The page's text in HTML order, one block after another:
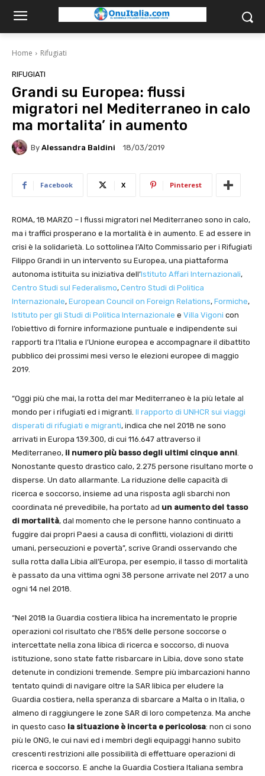
Home Rifugiati
RIFUGIATI
Grandi su Europea: flussi
migratori nel Mediterraneo in calo
ma mortalita’ in aumento
By Alessandra Baldini 18/03/2019
Facebook X Pinterest
ROMA, 18 MARZO – I flussi migratori nel Mediterraneo sono in calo,
ma i traffici prosperano e la mortalità è in aumento. E ad essere in
crisi è la solidarietà. Lo sottolinea l’Alto Commissario per i Rifugiati
Filippo Grandi in un intervento su Europea, una piattaforma
autonoma istituita su iniziativa dell’Istituto Affari Internazionali,
Centro Studi sul Federalismo, Centro Studi di Politica
Internazionale, European Council on Foreign Relations, Formiche,
Istituto per gli Studi di Politica Internazionale e Villa Vigoni con
l’obiettivo di fornire informazione puntuale e indipendente sui
rapporti tra l’Italia e l’Unione europea e accompagnare il dibattito
pubblico dei prossimi mesi verso le elezioni europee di maggio
2019.
“Oggi più che mai, la rotta del mar Mediterraneo è la più letale al
mondo per i rifugiati ed i migranti. Il rapporto di UNHCR sui viaggi
disperati di rifugiati e migranti, indica che nel 2018 ne sono
arrivati in Europa 139.300, di cui 116.647 attraverso il
Mediterraneo, il numero più basso degli ultimi cinque anni.
Nonostante questo drastico calo, 2.275 persone risultano morte o
disperse. Un dato allarmante. La riduzione delle capacità di
ricerca e soccorso, insieme ad una risposta agli sbarchi non
coordinata né prevedibile, ha portato ad un aumento del tasso
di mortalità, dal momento che le persone hanno continuato a
fuggire dai propri Paesi a causa di conflitti, violazioni di diritti
umani, persecuzioni e povertà”, scrive Grandi osservando che
sulla rotta dalla Libia all’Europa, per esempio, il tasso di mortalità
è passato da una vittima ogni 38 persone arrivate nel 2017 a uno
ogni 14 nel 2018.
“Nel 2018 la Guardia costiera libica ha incrementato le proprie
operazioni col risultato che l’85% delle persone soccorse o
intercettate nella zona libica di ricerca e soccorso, di nuova
istituzione, sono state fatte risbarcare in Libia, dove sono state
detenute in condizioni tremende. Sempre più imbarcazioni hanno
tentato quindi di navigare oltre la SAR libica per eludere la
Guardia costiera, nella speranza di sbarcare a Malta o in Italia, o
almeno di raggiungere le zone SAR di loro competenza. Ma anche
in questo caso la situazione è incerta e pericolosa: non ci sono
più le ONG, le cui navi ed i membri degli equipaggi hanno subìto
crescenti restrizioni alle possibilità di effettuare operazioni di
ricerca e soccorso. E anche la Guardia Costiera Italiana sembra